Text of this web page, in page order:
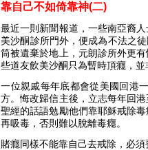
靠自己不如倚靠神(二)
最近一則新聞報道，一些南亞裔
美沙酮診所門外，便成為不法之
筒被遺棄於地上，元朗診所外更
些道友飲美沙酮只為暫時頂癮，
一位親戚每年底都會從美國回港
方。悔改歸信主後，立志每年回
聖經的話語勉勵他們靠耶穌戒除
再吸毒，否則難以脫離毒癮。
賭癮同樣不能靠自己去戒除，必